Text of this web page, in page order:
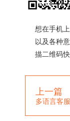
想在手机
以及各种
描二维码
上一篇
多语言客